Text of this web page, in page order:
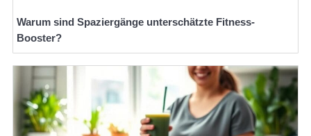
Warum sind Spaziergänge unterschätzte Fitness-
Booster?